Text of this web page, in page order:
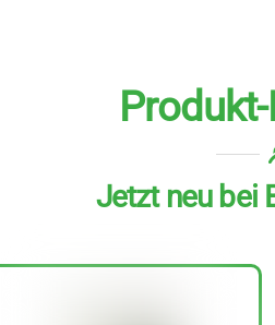
Jetzt neu bei